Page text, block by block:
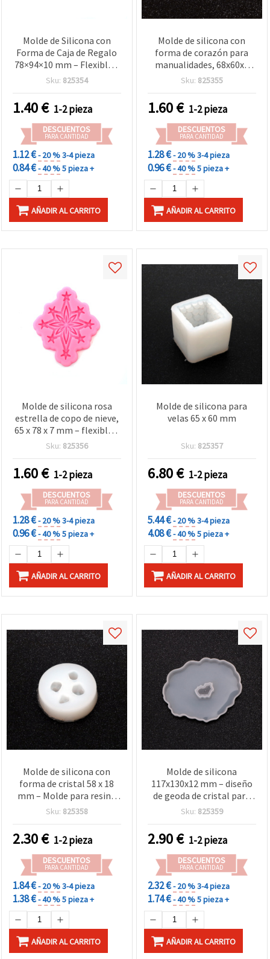
Molde de Silicona con
Forma de Caja de Regalo
78×94×10 mm – Flexible y
Reutilizable para Resina
Arcilla, Manualidades DIY
Sku: 825354
1.40€ 1-2 pieza
DESCUENTOS
PARA CANTIDAD
1.12 €- 20 %3-4 pieza
0.84 €- 40 %5 pieza +
AÑADIR AL CARRITO
Molde de silicona con
forma de corazón para
manualidades, 68x60x6
mm
Sku: 825355
1.60€ 1-2 pieza
DESCUENTOS
PARA CANTIDAD
1.28 €- 20 %3-4 pieza
0.96 €- 40 %5 pieza +
AÑADIR AL CARRITO
Molde de silicona rosa
estrella de copo de nieve,
65 x 78 x 7 mm – flexible y
reutilizable para resina
polimérica, jabón y cera
para velas
Sku: 825356
1.60€ 1-2 pieza
DESCUENTOS
PARA CANTIDAD
1.28 €- 20 %3-4 pieza
0.96 €- 40 %5 pieza +
AÑADIR AL CARRITO
Molde de silicona para
velas 65 x 60 mm
Sku: 825357
6.80€ 1-2 pieza
DESCUENTOS
PARA CANTIDAD
5.44 €- 20 %3-4 pieza
4.08 €- 40 %5 pieza +
AÑADIR AL CARRITO
Molde de silicona con
forma de cristal 58 x 18
mm – Molde para resina
tipo gema, bisutería DIY y
y charms en resina
epoxi/UV
Sku: 825358
2.30€ 1-2 pieza
DESCUENTOS
PARA CANTIDAD
1.84 €- 20 %3-4 pieza
1.38 €- 40 %5 pieza +
AÑADIR AL CARRITO
Molde de silicona
117x130x12 mm – diseño
de geoda de cristal para
resina epoxi/UV, arte en
Sku: 825359
2.90€ 1-2 pieza
DESCUENTOS
PARA CANTIDAD
2.32 €- 20 %3-4 pieza
1.74 €- 40 %5 pieza +
AÑADIR AL CARRITO